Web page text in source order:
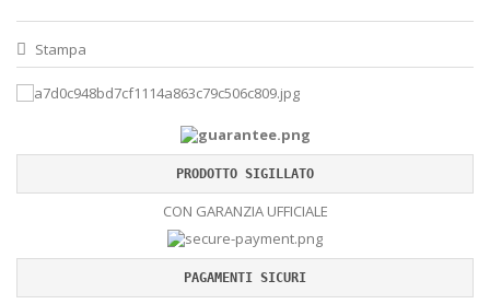
Stampa
PRODOTTO SIGILLATO
CON GARANZIA UFFICIALE
PAGAMENTI SICURI